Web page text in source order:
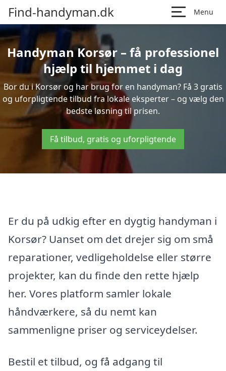
Find-handyman.dk Menu
Handyman Korsør – få professionel
hjælp til hjemmet i dag
Bor du i Korsør og har brug for en handyman? Få 3 gratis
og uforpligtende tilbud fra lokale eksperter – og vælg den
bedste løsning til prisen.
Få tilbud, gratis og uforpligtende
Er du på udkig efter en dygtig handyman i
Korsør? Uanset om det drejer sig om små
reparationer, vedligeholdelse eller større
projekter, kan du finde den rette hjælp
her. Vores platform samler lokale
håndværkere, så du nemt kan
sammenligne priser og serviceydelser.
Bestil et tilbud, og få adgang til